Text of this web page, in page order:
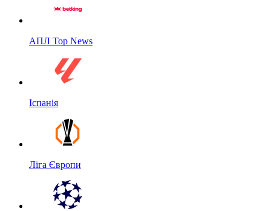
АПЛ Top News
Іспанія
Ліга Європи